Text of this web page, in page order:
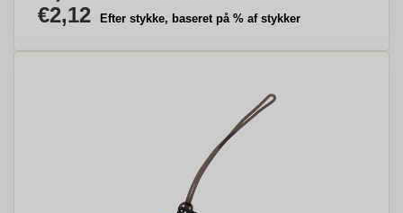
€2,12 Efter stykke, baseret på % af stykker